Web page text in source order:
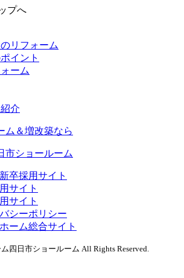
プへ
リフォーム
イント
ーム
介
ム＆増改築なら
卒採用サイト
サイト
サイト
シーポリシー
ーム総合サイト
四日市ショールーム All Rights Reserved.